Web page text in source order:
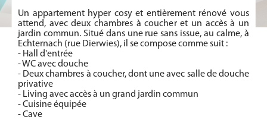
Un appartement hyper cosy et entièrement rénové vous
attend, avec deux chambres à coucher et un accès à un
jardin commun. Situé dans une rue sans issue, au calme, à
Echternach (rue Dierwies), il se compose comme suit :
- Hall d'entrée
- WC avec douche
- Deux chambres à coucher, dont une avec salle de douche
privative
- Living avec accès à un grand jardin commun
- Cuisine équipée
- Cave